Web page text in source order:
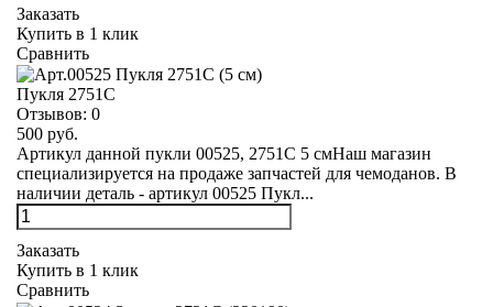
Заказать
Купить в 1 клик
Сравнить
Пукля 2751С
Отзывов: 0
500 руб.
Артикул данной пукли 00525, 2751С 5 смНаш магазин
специализируется на продаже запчастей для чемоданов. В
наличии деталь - артикул 00525 Пукл...
Заказать
Купить в 1 клик
Сравнить